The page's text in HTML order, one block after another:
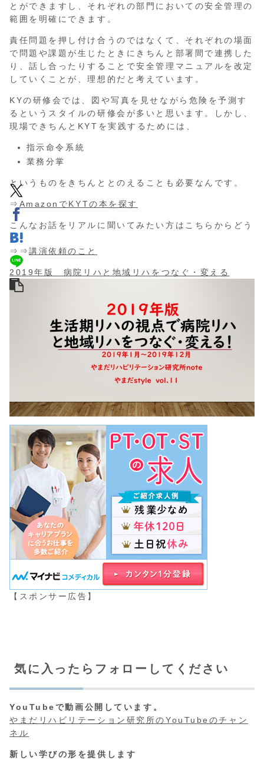
とができますし、それぞれの部門においての安全管理の
範囲を明確にできます。
責任問題を押し付け合うのではなくて、それぞれの場面
で問題や課題が生じたときにきちんと部署間で連携した
り、話し合ったりすることで安全管理マニュアルを改定
していくことが、理想的だと考えています。
KYの研修会では、図や写真を見せながら危険を予測す
るというスタイルの研修会が多いと思います。しかし、
現場できちんとKYTを実践するためには、
指示命令系統
業務分掌
というものをきちんととのえることも必要なんです。
⇒ AmazonでKYTの本を探す
こんなお話をリアルに聞いてみたい方はこちらからどう
ぞ
⇒⇒講演依頼のこと
2019年版 病院リハと地域リハをつなぐ・変える
【スポンサー広告】
気に入ったらフォローしてください
YouTubeで動画公開しています。
やまだリハビリテーション研究所のYouTubeのチャン
ネル
新しい学びの形を提供します